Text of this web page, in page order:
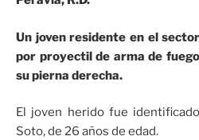
Un joven residente en el
por proyectil de arma de
su pierna derecha.
El joven herido fue
Soto, de 26 años de edad.